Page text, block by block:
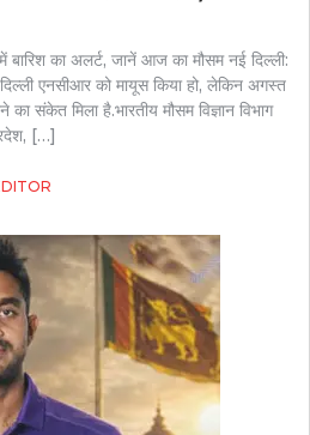
बारिश का अलर्ट, जानें आज का मौसम नई दिल्ली:
एनसीआर को मायूस किया हो, लेकिन अगस्त
संकेत मिला है.भारतीय मौसम विज्ञान विभाग
[…]